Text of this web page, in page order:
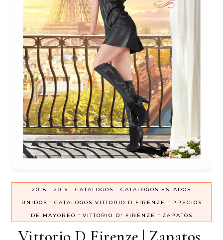
2018 - 2019 - CATALOGOS - CATALOGOS ESTADOS
UNIDOS - CATALOGOS VITTORIO D FIRENZE - PRECIOS
DE MAYOREO - VITTORIO D' FIRENZE - ZAPATOS